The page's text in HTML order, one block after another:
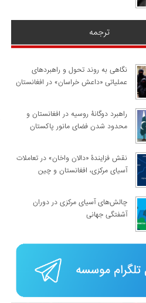
ترجمه
نگاهی به روند تحول و راهبردهای
عملیاتی «داعش خراسان» در افغانستان
راهبرد دوگانۀ روسیه در افغانستان و
محدود شدن فضای مانور پاکستان
نقش فزایندۀ «دالان واخان» در تعاملات
آسیای مرکزی، افغانستان و چین
چالش‌های آسیای مرکزی در دوران
آشفتگی جهانی